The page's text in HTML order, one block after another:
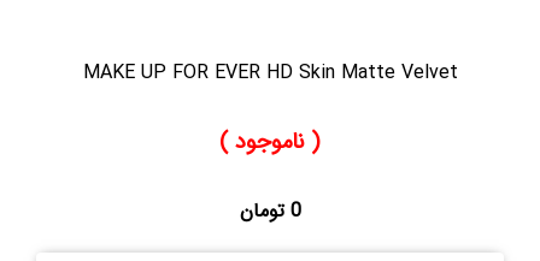
MAKE UP FOR EVER HD Skin Matte Velvet
( ناموجود )
0 تومان